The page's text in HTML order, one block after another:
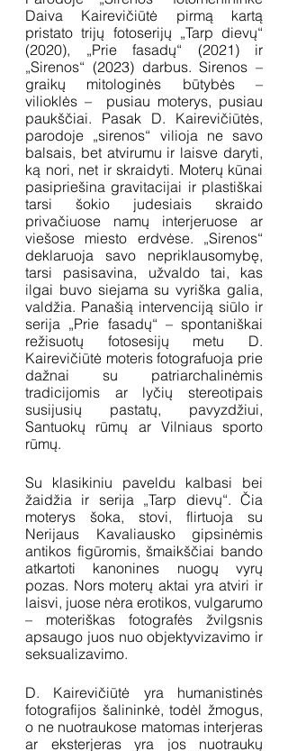
Daiva Kairevičiūtė pirmą kartą
pristato trijų fotoserijų „Tarp dievų“
(2020), „Prie fasadų“ (2021) ir
„Sirenos“ (2023) darbus. Sirenos –
graikų mitologinės būtybės –
vilioklės –  pusiau moterys, pusiau
paukščiai. Pasak D. Kairevičiūtės,
parodoje „sirenos“ vilioja ne savo
balsais, bet atvirumu ir laisve daryti,
ką nori, net ir skraidyti. Moterų kūnai
pasipriešina gravitacijai ir plastiškai
tarsi šokio judesiais skraido
privačiuose namų interjeruose ar
viešose miesto erdvėse. „Sirenos“
deklaruoja savo nepriklausomybę,
tarsi pasisavina, užvaldo tai, kas
ilgai buvo siejama su vyriška galia,
valdžia. Panašią intervenciją siūlo ir
serija „Prie fasadų“ – spontaniškai
režisuotų fotosesijų metu D.
Kairevičiūtė moteris fotografuoja prie
dažnai su patriarchalinėmis
tradicijomis ar lyčių stereotipais
susijusių pastatų, pavyzdžiui,
Santuokų rūmų ar Vilniaus sporto
rūmų.
Su klasikiniu paveldu kalbasi bei
žaidžia ir serija „Tarp dievų“. Čia
moterys šoka, stovi, flirtuoja su
Nerijaus Kavaliausko gipsinėmis
antikos figūromis, šmaikščiai bando
atkartoti kanonines nuogų vyrų
pozas. Nors moterų aktai yra atviri ir
laisvi, juose nėra erotikos, vulgarumo
– moteriškas fotografės žvilgsnis
apsaugo juos nuo objektyvizavimo ir
seksualizavimo.
D. Kairevičiūtė yra humanistinės
fotografijos šalininkė, todėl žmogus,
o ne nuotraukose matomas interjeras
ar eksterjeras yra jos nuotraukų